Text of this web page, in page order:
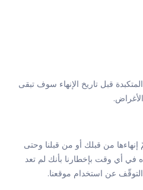
قبل تاريخ الإنهاء سوف تبقى
من قبلك أو من قبلنا وحتى
في أي وقت بإخطارنا بأنك لم تعد
عن استخدام موقعنا.